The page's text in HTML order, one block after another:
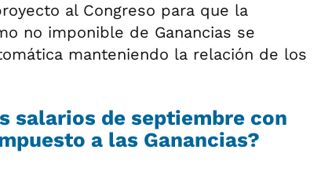
al Congreso para que la
no imponible de Ganancias se
manteniendo la relación de los
salarios de septiembre con
a las Ganancias?